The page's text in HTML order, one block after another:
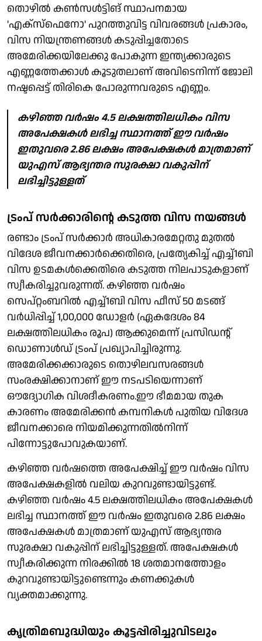
തൊഴില്‍ കണ്‍സള്‍ട്ടിങ് സ്ഥാപനമായ
'എക്‌സ്‌ഫെനോ' പുറത്തുവിട്ട വിവരങ്ങള്‍ പ്രകാരം,
വിസ നിയന്ത്രണങ്ങള്‍ കടുപ്പിച്ചതോടെ
അമേരിക്കയിലേക്കു പോകുന്ന ഇന്ത്യക്കാരുടെ
എണ്ണത്തേക്കാള്‍ കൂടുതലാണ് അവിടെനിന്ന് ജോലി
നഷ്ടപ്പെട്ട് തിരികെ പോരുന്നവരുടെ എണ്ണം.
കഴിഞ്ഞ വര്‍ഷം 4.5 ലക്ഷത്തിലധികം വിസ
അപേക്ഷകള്‍ ലഭിച്ച സ്ഥാനത്ത് ഈ വര്‍ഷം
ഇതുവരെ 2.86 ലക്ഷം അപേക്ഷകള്‍ മാത്രമാണ്
യുഎസ് ആഭ്യന്തര സുരക്ഷാ വകുപ്പിന്
ലഭിച്ചിട്ടുള്ളത്
ട്രംപ് സര്‍ക്കാരിന്റെ കടുത്ത വിസ നയങ്ങള്‍
രണ്ടാം ട്രംപ് സര്‍ക്കാര്‍ അധികാരമേറ്റതു മുതല്‍
വിദേശ ജീവനക്കാര്‍ക്കെതിരെ, പ്രത്യേകിച്ച് എച്ച്1ബി
വിസ ഉടമകള്‍ക്കെതിരെ കടുത്ത നിലപാടുകളാണ്
സ്വീകരിച്ചുവരുന്നത്. കഴിഞ്ഞ വര്‍ഷം
സെപ്റ്റംബറില്‍ എച്ച്1ബി വിസ ഫീസ് 50 മടങ്ങ്
വര്‍ധിപ്പിച്ച് 1,00,000 ഡോളര്‍ (ഏകദേശം 84
ലക്ഷത്തിലധികം രൂപ) ആക്കുമെന്ന് പ്രസിഡന്റ്
ഡൊണാള്‍ഡ് ട്രംപ് പ്രഖ്യാപിച്ചിരുന്നു.
അമേരിക്കക്കാരുടെ തൊഴിലവസരങ്ങള്‍
സംരക്ഷിക്കാനാണ് ഈ നടപടിയെന്നാണ്
ഔദ്യോഗിക വിശദീകരണം.ഈ ഭീമമായ തുക
കാരണം അമേരിക്കന്‍ കമ്പനികള്‍ പുതിയ വിദേശ
ജീവനക്കാരെ നിയമിക്കുന്നതില്‍നിന്ന്
പിന്നോട്ടുപോവുകയാണ്.
കഴിഞ്ഞ വര്‍ഷത്തെ അപേക്ഷിച്ച് ഈ വര്‍ഷം വിസ
അപേക്ഷകളില്‍ വലിയ കുറവുണ്ടായിട്ടുണ്ട്.
കഴിഞ്ഞ വര്‍ഷം 4.5 ലക്ഷത്തിലധികം അപേക്ഷകള്‍
ലഭിച്ച സ്ഥാനത്ത് ഈ വര്‍ഷം ഇതുവരെ 2.86 ലക്ഷം
അപേക്ഷകള്‍ മാത്രമാണ് യുഎസ് ആഭ്യന്തര
സുരക്ഷാ വകുപ്പിന് ലഭിച്ചിട്ടുള്ളത്. അപേക്ഷകള്‍
സ്വീകരിക്കുന്ന നിരക്കില്‍ 18 ശതമാനത്തോളം
കുറവുണ്ടായിട്ടുണ്ടെന്നും കണക്കുകള്‍
വ്യക്തമാക്കുന്നു.
കൃത്രിമബുദ്ധിയും കൂട്ടപ്പിരിച്ചുവിടലും